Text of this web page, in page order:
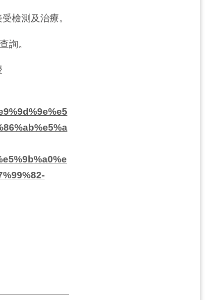
檢測及治療。
詢。